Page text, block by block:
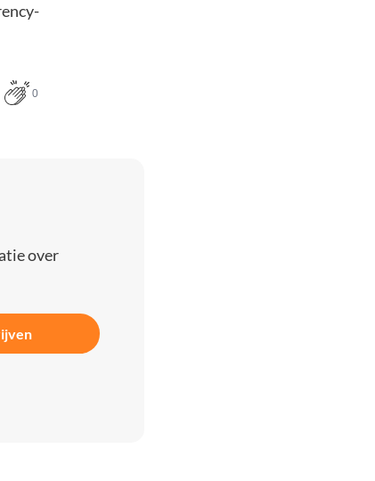
0
over